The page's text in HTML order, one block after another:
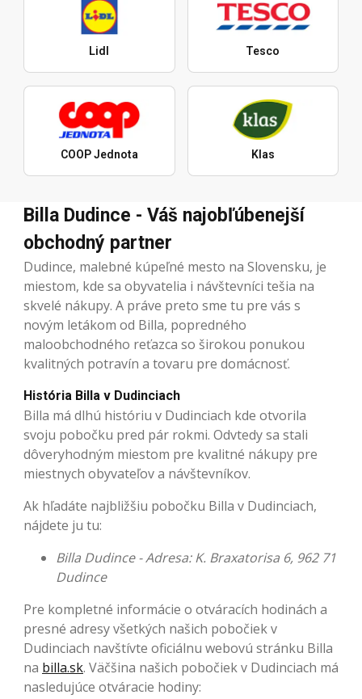
Lidl Tesco
COOP Jednota Klas
Billa Dudince - Váš najobľúbenejší
obchodný partner
Dudince, malebné kúpeľné mesto na Slovensku, je
miestom, kde sa obyvatelia i návštevníci tešia na
skvelé nákupy. A práve preto sme tu pre vás s
novým letákom od Billa, popredného
maloobchodného reťazca so širokou ponukou
kvalitných potravín a tovaru pre domácnosť.
História Billa v Dudinciach
Billa má dlhú históriu v Dudinciach kde otvorila
svoju pobočku pred pár rokmi. Odvtedy sa stali
dôveryhodným miestom pre kvalitné nákupy pre
miestnych obyvateľov a návštevníkov.
Ak hľadáte najbližšiu pobočku Billa v Dudinciach,
nájdete ju tu:
Billa Dudince - Adresa: K. Braxatorisa 6, 962 71
Dudince
Pre kompletné informácie o otváracích hodinách a
presné adresy všetkých našich pobočiek v
Dudinciach navštívte oficiálnu webovú stránku Billa
na billa.sk. Väčšina našich pobočiek v Dudinciach má
nasledujúce otváracie hodiny: